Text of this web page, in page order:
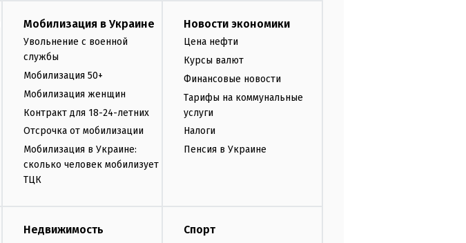
Мобилизация в Украине
Увольнение с военной
службы
Мобилизация 50+
Мобилизация женщин
Контракт для 18-24-летних
Отсрочка от мобилизации
Мобилизация в Украине:
сколько человек мобилизует
ТЦК
Новости экономики
Цена нефти
Курсы валют
Финансовые новости
Тарифы на коммунальные
услуги
Налоги
Пенсия в Украине
Недвижимость Спорт